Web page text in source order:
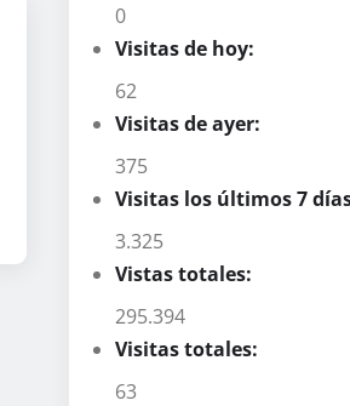
0
Visitas de hoy:
62
Visitas de ayer:
375
Visitas los últimos 7
3.325
Vistas totales:
295.394
Visitas totales:
63